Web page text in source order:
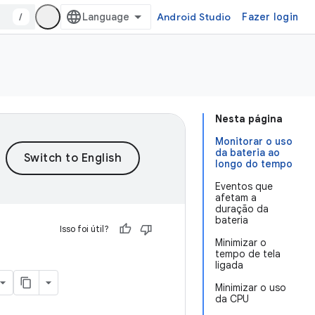
/ Android Studio Fazer login
Nesta página
Monitorar o uso
da bateria ao
longo do tempo
Eventos que
afetam a
duração da
bateria
Minimizar o
tempo de tela
ligada
Minimizar o uso
da CPU
Isso foi útil?